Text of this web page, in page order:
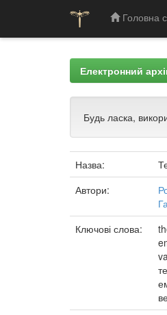
Головна
Електронний
Будь ласка,
Назва:
Автори:
Ключові слова: